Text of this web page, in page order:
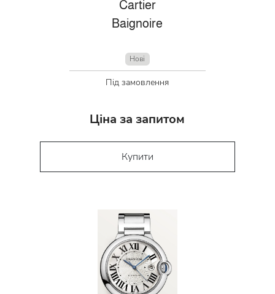
Cartier
Baignoire
Нові
Під замовлення
Ціна за запитом
Купити